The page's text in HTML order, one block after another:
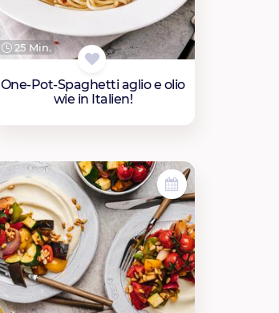
25 Min.
One-Pot-Spaghetti aglio e olio
wie in Italien!